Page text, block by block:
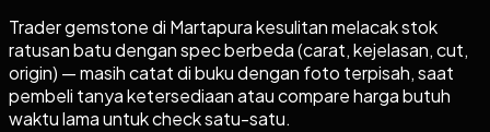
Trader gemstone di Martapura kesulitan melacak stok
ratusan batu dengan spec berbeda (carat, kejelasan, cut,
origin) — masih catat di buku dengan foto terpisah, saat
pembeli tanya ketersediaan atau compare harga butuh
waktu lama untuk check satu-satu.